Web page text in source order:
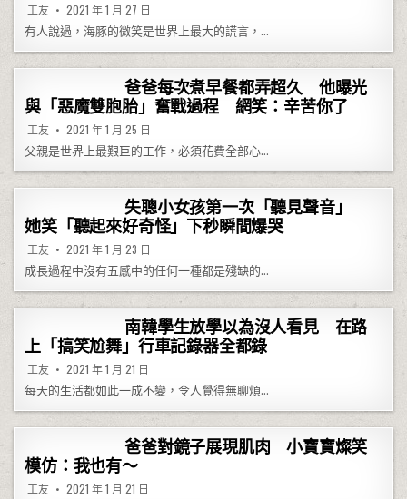
工友 2021 年 1 月 27 日
有人說過，海豚的微笑是世界上最大的謊言，…
爸爸每次煮早餐都弄超久 他曝光
與「惡魔雙胞胎」奮戰過程 網笑：辛苦你了
工友 2021 年 1 月 25 日
父親是世界上最艱巨的工作，必須花費全部心…
失聰小女孩第一次「聽見聲音」
她笑「聽起來好奇怪」下秒瞬間爆哭
工友 2021 年 1 月 23 日
成長過程中沒有五感中的任何一種都是殘缺的…
南韓學生放學以為沒人看見 在路
上「搞笑尬舞」行車記錄器全都錄
工友 2021 年 1 月 21 日
每天的生活都如此一成不變，令人覺得無聊煩…
爸爸對鏡子展現肌肉 小寶寶燦笑
模仿：我也有～
工友 2021 年 1 月 21 日